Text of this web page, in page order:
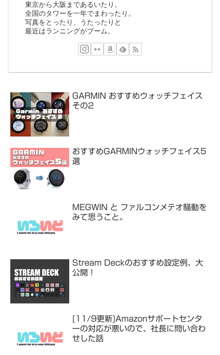
東京から大阪まであるいたり。
全国のタワーを一年でまわったり。
写真をとったり、うたったりと
最近はランニングがブーム。
GARMIN おすすめウォッチフェイス
その2
おすすめGARMINウォッチフェイス5
選
MEGWIN と ファルコンメテオ騒動を
みて思うこと。
Stream Deckのおすすめ設定例、大
公開！
[11/9更新]Amazonサポートセンタ
ーの対応が悪いので、社長に問い合わ
せした話